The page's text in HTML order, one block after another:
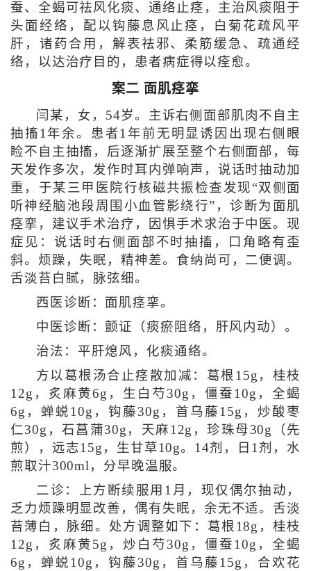
蚕、全蝎可祛风化痰、通络止痉，主治风痰阻于
头面经络，配以钩藤息风止痉，白菊花疏风平
肝，诸药合用，解表祛邪、柔筋缓急、疏通经
络，以达治疗目的，患者病症得以痊愈。
案二 面肌痉挛
闫某，女，54岁。主诉右侧面部肌肉不自主
抽搐1年余。患者1年前无明显诱因出现右侧眼
睑不自主抽搐，后逐渐扩展至整个右侧面部，每
天发作多次，发作时耳内弹响声，说话时抽动加
重，于某三甲医院行核磁共振检查发现“双侧面
听神经脑池段周围小血管影绕行”，诊断为面肌
痉挛，建议手术治疗，因惧手术求治于中医。现
症见：说话时右侧面部不时抽搐，口角略有歪
斜。烦躁，失眠，精神差。食纳尚可，二便调。
舌淡苔白腻，脉弦细。
西医诊断：面肌痉挛。
中医诊断：颤证（痰瘀阻络，肝风内动）。
治法：平肝熄风，化痰通络。
方以葛根汤合止痉散加减：葛根15g，桂枝
12g，炙麻黄6g，生白芍30g，僵蚕10g，全蝎
6g，蝉蜕10g，钩藤30g，首乌藤15g，炒酸枣
仁30g，石菖蒲30g，天麻12g，珍珠母30g（先
煎），远志15g，生甘草10g。14剂，日1剂，水
煎取汁300ml，分早晚温服。
二诊：上方断续服用1月，现仅偶尔抽动，
乏力烦躁明显改善，偶有失眠，余无不适。舌淡
苔薄白，脉细。处方调整如下：葛根18g，桂枝
12g，炙麻黄5g，炒白芍30g，僵蚕10g，全蝎
6g，蝉蜕10g，钩藤30g，首乌藤15g，合欢花